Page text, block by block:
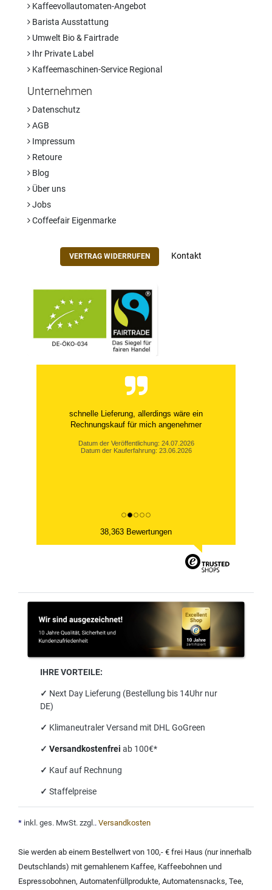
Kaffeevollautomaten-Angebot
Barista Ausstattung
Umwelt Bio & Fairtrade
Ihr Private Label
Kaffeemaschinen-Service Regional
Unternehmen
Datenschutz
AGB
Impressum
Retoure
Blog
Über uns
Jobs
Coffeefair Eigenmarke
VERTRAG WIDERRUFEN Kontakt
schnelle Lieferung, allerdings wäre ein
Rechnungskauf für mich angenehmer
Datum der Veröffentlichung: 24.07.2026
Datum der Kauferfahrung: 23.06.2026
38,363 Bewertungen
IHRE VORTEILE:
✓ Next Day Lieferung (Bestellung bis 14Uhr nur
DE)
✓ Klimaneutraler Versand mit DHL GoGreen
✓ Versandkostenfrei ab 100€*
✓ Kauf auf Rechnung
✓ Staffelpreise
* inkl. ges. MwSt. zzgl.. Versandkosten
Sie werden ab einem Bestellwert von 100,- € frei Haus (nur innerhalb
Deutschlands) mit gemahlenem Kaffee, Kaffeebohnen und
Espressobohnen, Automatenfüllprodukte, Automatensnacks, Tee,